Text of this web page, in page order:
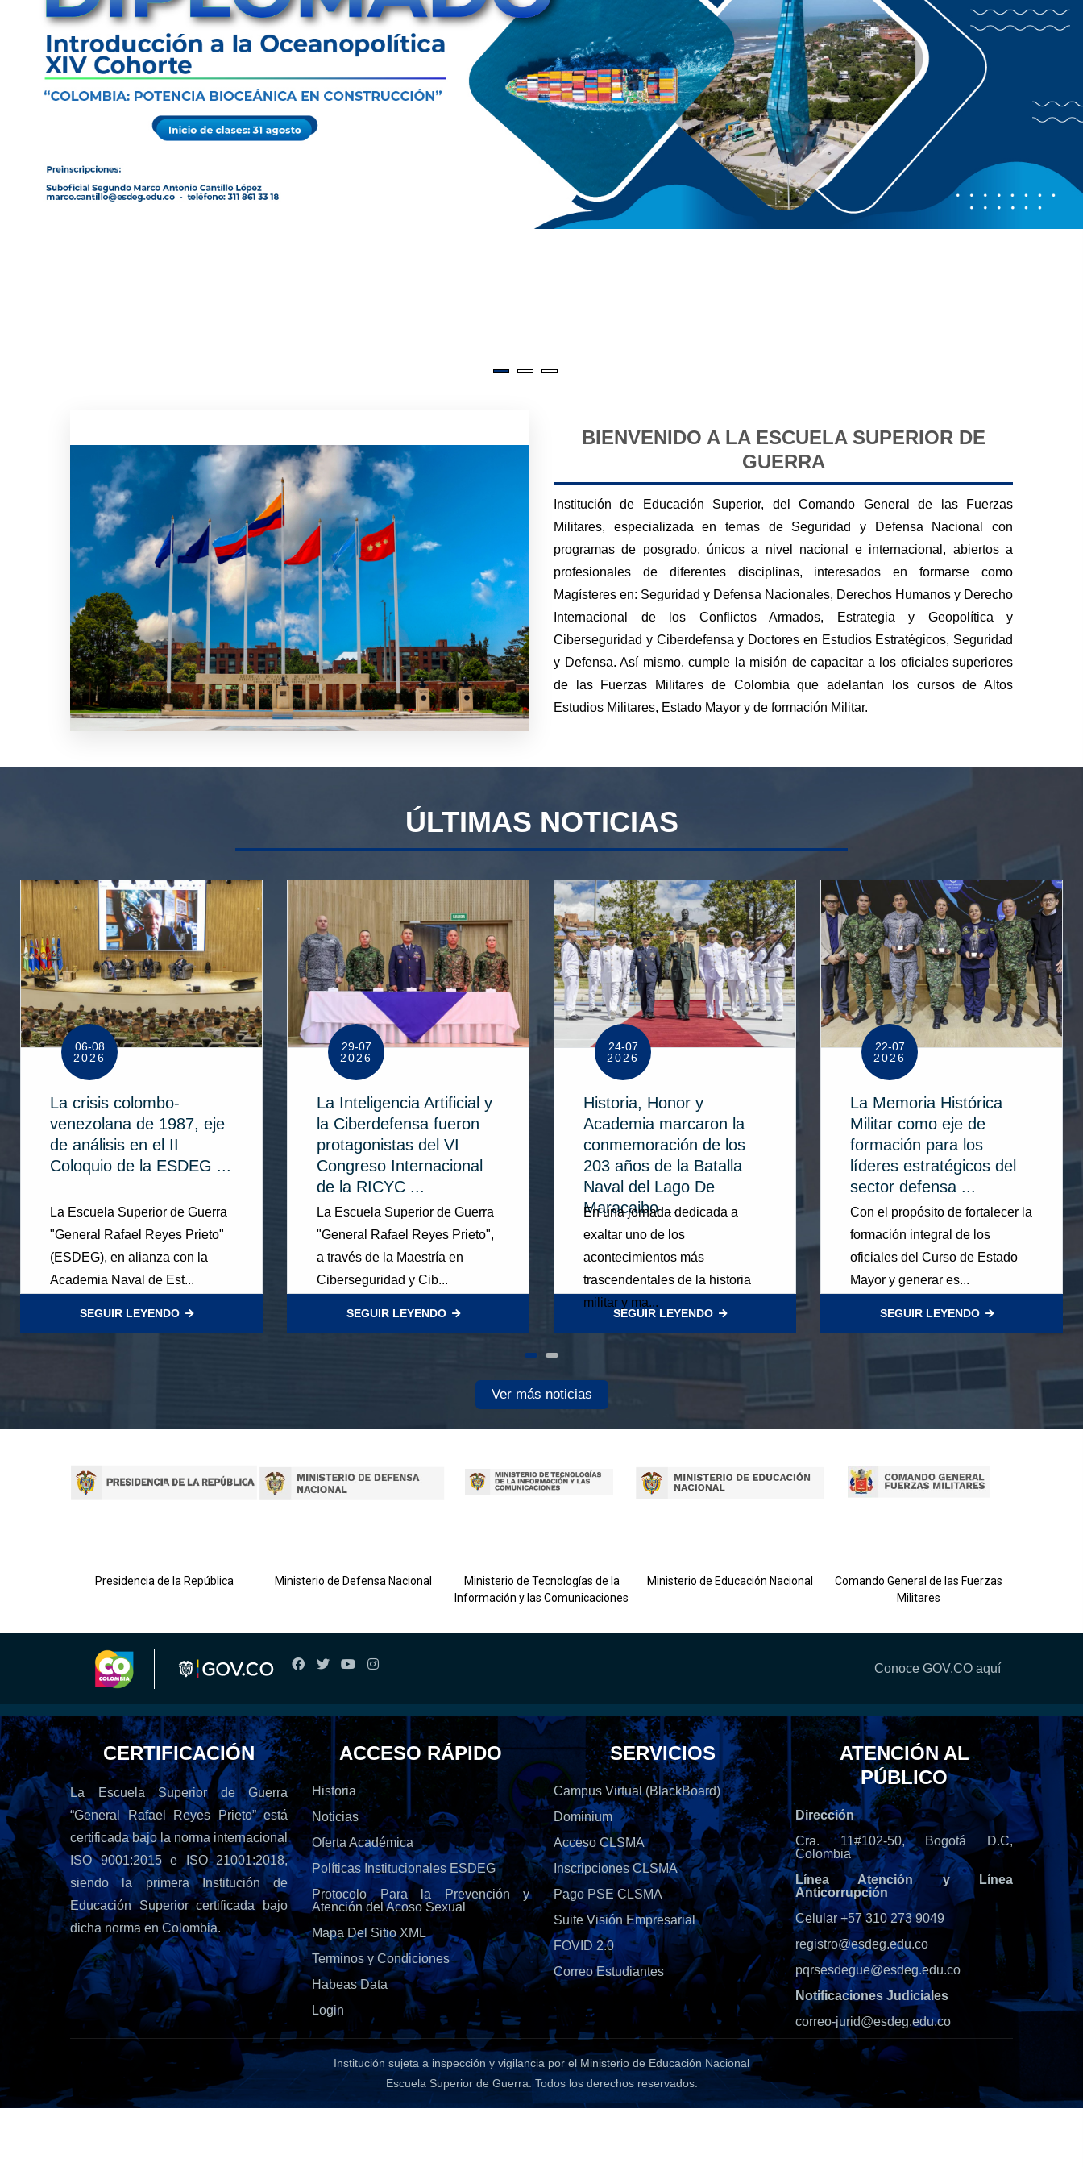
BIENVENIDO A LA ESCUELA SUPERIOR DE
GUERRA
Institución de Educación Superior, del Comando General de las Fuerzas
Militares, especializada en temas de Seguridad y Defensa Nacional con
programas de posgrado, únicos a nivel nacional e internacional, abiertos a
profesionales de diferentes disciplinas, interesados en formarse como
Magísteres en: Seguridad y Defensa Nacionales, Derechos Humanos y Derecho
Internacional de los Conflictos Armados, Estrategia y Geopolítica y
Ciberseguridad y Ciberdefensa y Doctores en Estudios Estratégicos, Seguridad
y Defensa. Así mismo, cumple la misión de capacitar a los oficiales superiores
de las Fuerzas Militares de Colombia que adelantan los cursos de Altos
Estudios Militares, Estado Mayor y de formación Militar.
ÚLTIMAS NOTICIAS
06-08
2026
La crisis colombo-
venezolana de 1987, eje
de análisis en el II
Coloquio de la ESDEG ...
La Escuela Superior de Guerra
"General Rafael Reyes Prieto"
(ESDEG), en alianza con la
Academia Naval de Est...
SEGUIR LEYENDO
29-07
2026
La Inteligencia Artificial y
la Ciberdefensa fueron
protagonistas del VI
Congreso Internacional
de la RICYC ...
La Escuela Superior de Guerra
"General Rafael Reyes Prieto",
a través de la Maestría en
Ciberseguridad y Cib...
SEGUIR LEYENDO
24-07
2026
Historia, Honor y
Academia marcaron la
conmemoración de los
203 años de la Batalla
Naval del Lago De
Maracaibo ...
En una jornada dedicada a
exaltar uno de los
acontecimientos más
trascendentales de la historia
militar y ma...
SEGUIR LEYENDO
22-07
2026
La Memoria Histórica
Militar como eje de
formación para los
líderes estratégicos del
sector defensa ...
Con el propósito de fortalecer la
formación integral de los
oficiales del Curso de Estado
Mayor y generar es...
SEGUIR LEYENDO
Ver más noticias
Presidencia de la República
Ministerio de Defensa Nacional
Ministerio de Tecnologías de la
Información y las Comunicaciones
Ministerio de Educación Nacional
Comando General de las Fuerzas
Militares
Conoce GOV.CO aquí
CERTIFICACIÓN
La Escuela Superior de Guerra
“General Rafael Reyes Prieto” está
certificada bajo la norma internacional
ISO 9001:2015 e ISO 21001:2018,
siendo la primera Institución de
Educación Superior certificada bajo
dicha norma en Colombia.
ACCESO RÁPIDO
Historia
Noticias
Oferta Académica
Políticas Institucionales ESDEG
Protocolo Para la Prevención y
Atención del Acoso Sexual
Mapa Del Sitio XML
Terminos y Condiciones
Habeas Data
Login
SERVICIOS
Campus Virtual (BlackBoard)
Dominium
Acceso CLSMA
Inscripciones CLSMA
Pago PSE CLSMA
Suite Visión Empresarial
FOVID 2.0
Correo Estudiantes
ATENCIÓN AL
PÚBLICO
Dirección
Cra. 11#102-50, Bogotá D.C,
Colombia
Línea Atención y Línea
Anticorrupción
Celular +57 310 273 9049
registro@esdeg.edu.co
pqrsesdegue@esdeg.edu.co
Notificaciones Judiciales
correo-jurid@esdeg.edu.co
Institución sujeta a inspección y vigilancia por el Ministerio de Educación Nacional
Escuela Superior de Guerra. Todos los derechos reservados.